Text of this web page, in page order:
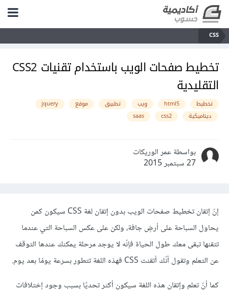
CSS
تخطيط صفحات الويب باستخدام تقنيات CSS2
التقليدية
تخطيط html5 ويب تطبيق موقع
jquery
ديناميكية
css2
saas
بواسطة عمر الوريكات
27 سبتمبر 2015
إنّ إتقان تخطيط صفحات الويب بدون إتقان لغة CSS سيكون كمن
يحاول السباحة على أرضٍ جافة، ولكن على عكس السباحة التي عندما
تتقنها تبقى معك طول الحياة فإنّه لا يوجد مرحلة يمكنك عندها التوقف
عن التعلم وتقول أنّك أتقنت CSS فهذه اللغة تتطور بسرعة يومًا بعد يوم.
كما أنّ تعلم وإتقان هذه اللغة سيكون أكثر تحديًا بسبب وجود إختلافات